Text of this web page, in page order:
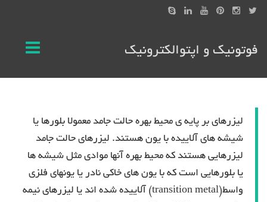
فوتونیک و اپتوالکترونیک
لیزرهای بر پایه ی محیط بهره حالت جامد معمولا بلورها یا
شیشه های آلاییده با یون هستند. لیزرهای حالت جامد
لیزرهایی هستند که محیط بهره آنها موادی مثل شیشه ها
یا بلورهایی است که با یون های خاکی نادر یا یونهای فلزی
واسط(transition metal) آلاییده شده اند یا لیزرهای نیمه